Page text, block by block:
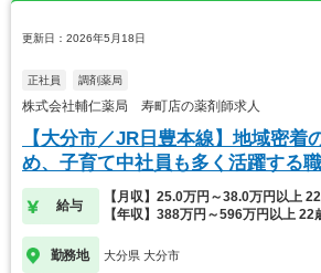
更新日：2026年5月18日
正社員 調剤薬局
株式会社輔仁薬局 寿町店の薬剤師求人
【大分市／JR日豊本線】地域密着
め、子育て中社員も多く活躍する
給与
【月収】25.0万円～38.0万円以上
【年収】388万円～596万円以上 22
勤務地 大分県 大分市